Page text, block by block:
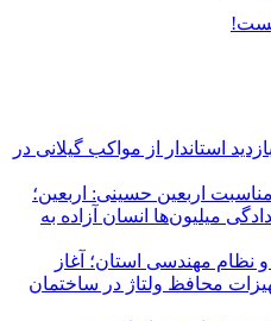
استاندار از مواکب گیلانی در
مناسبت اربعین حسینی: اربعین؛
میلیون‌ها انسان آزاده به
نظام مهندسی استان؛ آغاز
محافظ ولتاژ در ساختمان